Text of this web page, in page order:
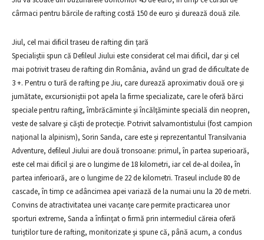
cârmaci pentru bărcile de rafting costă 150 de euro şi durează două zile.
Jiul, cel mai dificil traseu de rafting din ţară
Specialiştii spun că Defileul Jiului este considerat cel mai dificil, dar şi cel
mai potrivit traseu de rafting din România, având un grad de dificultate de
3 +. Pentru o tură de rafting pe Jiu, care durează aproximativ două ore şi
jumătate, excursioniştii pot apela la firme specializate, care le oferă bărci
speciale pentru rafting, îmbrăcăminte şi încălţăminte specială din neopren,
veste de salvare şi căşti de protecţie. Potrivit salvamontistului (fost campion
naţional la alpinism), Sorin Sanda, care este şi reprezentantul Transilvania
Adventure, defileul Jiului are două tronsoane: primul, în partea superioară,
este cel mai dificil şi are o lungime de 18 kilometri, iar cel de-al doilea, în
partea inferioară, are o lungime de 22 de kilometri. Traseul include 80 de
cascade, în timp ce adâncimea apei variază de la numai unu la 20 de metri.
Convins de atractivitatea unei vacanţe care permite practicarea unor
sporturi extreme, Sanda a înfiinţat o firmă prin intermediul căreia oferă
turiştilor ture de rafting, monitorizate şi spune că, până acum, a condus